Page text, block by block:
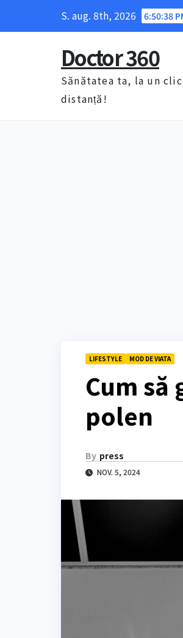
S. aug. 8th, 2026 6:50:39
Doctor 360
Sănătatea ta, la un
distanță!
LIFESTYLE MOD DE VIATA
Cum să
polen
By press
NOV. 5, 2024